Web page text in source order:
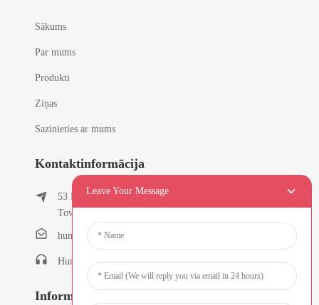
Sākums
Par mums
Produkti
Ziņas
Sazinieties ar mums
Kontaktinformācija
53 East Chunfeng Road, Tielukeng Village, Qishi
Town, Dongguan, Guangdong, Ķīna
humanlu@foxmail.com
Humanlu: +86-15818288461
Informatīvie Biļeteni
Leave Your Message